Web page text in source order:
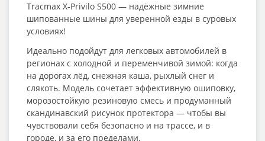
Tracmax X‑Privilo S500 — надёжные зимние
шипованные шины для уверенной езды в суровых
условиях!
Идеально подойдут для легковых автомобилей в
регионах с холодной и переменчивой зимой: когда
на дорогах лёд, снежная каша, рыхлый снег и
слякоть. Модель сочетает эффективную ошиповку,
морозостойкую резиновую смесь и продуманный
скандинавский рисунок протектора — чтобы вы
чувствовали себя безопасно и на трассе, и в
городе, и за его пределами.